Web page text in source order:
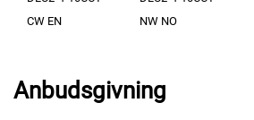
CW EN
NW NO
Anbudsgivning